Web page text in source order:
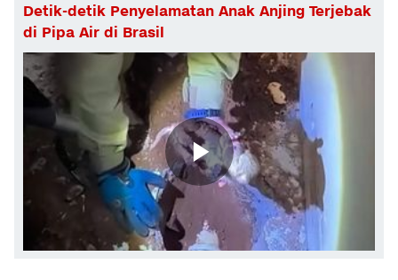
Detik-detik Penyelamatan Anak Anjing Terjebak
di Pipa Air di Brasil